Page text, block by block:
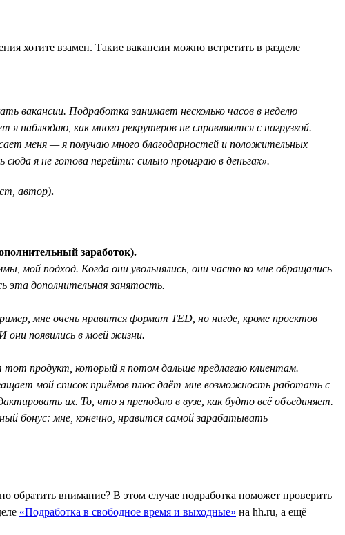
хотите взамен. Такие вакансии можно встретить в разделе
вакансии. Подработка занимает несколько часов в неделю
наблюдаю, как много рекрутеров не справляются с нагрузкой.
меня — я получаю много благодарностей и положительных
я не готова перейти: сильно проиграю в деньгах».
автор).
заработок).
мой подход. Когда они увольнялись, они часто ко мне обращались
эта дополнительная занятость.
мне очень нравится формат TED, но нигде, кроме проектов
они появились в моей жизни.
тот продукт, который я потом дальше предлагаю клиентам.
мой список приёмов плюс даёт мне возможность работать с
их. То, что я преподаю в вузе, как будто всё объединяет.
бонус: мне, конечно, нравится самой зарабатывать
обратить внимание? В этом случае подработка поможет проверить
«Подработка в свободное время и выходные» на hh.ru, а ещё